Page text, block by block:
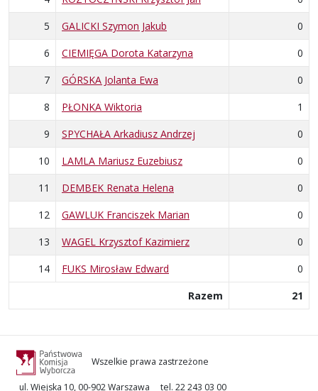
5
GALICKI Szymon Jakub
0
6
CIEMIĘGA Dorota Katarzyna
0
7
GÓRSKA Jolanta Ewa
0
8
PŁONKA Wiktoria
1
9
SPYCHAŁA Arkadiusz Andrzej
0
10
LAMLA Mariusz Euzebiusz
0
11
DEMBEK Renata Helena
0
12
GAWLUK Franciszek Marian
0
13
WAGEL Krzysztof Kazimierz
0
14
FUKS Mirosław Edward
0
Razem
21
Wszelkie prawa zastrzeżone
ul. Wiejska 10, 00-902 Warszawa tel. 22 243 03 00